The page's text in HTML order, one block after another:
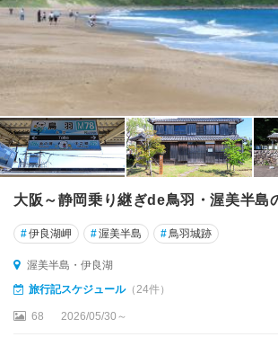
多
半
島
・
セ
ト
レ
ア
新
・
来
・
湯
大阪～静岡乗り継ぎde鳥羽・渥美半島
#伊良湖岬 #渥美半島 #鳥羽城跡
渥美半島・伊良湖
旅行記スケジュール（24件）
68 2026/05/30～